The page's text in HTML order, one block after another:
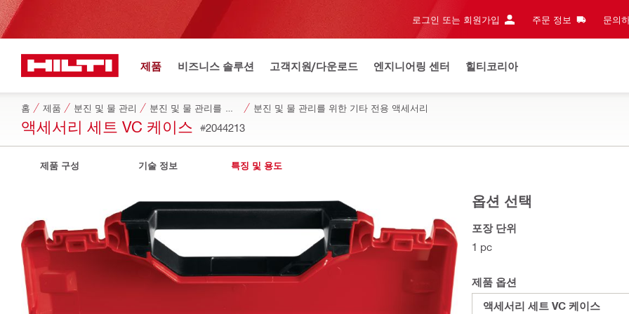
로그인 또는 회원가입 주문 정보 문의
제품 비즈니스 솔루션 고객지원/다운로드 엔지니어링 센터 힐티코리아
홈 제품 분진 및 물 관리 분진 및 물 관리를 위한 기타 전용 액세서리
액세서리 세트 VC 케이스 #2044213
제품 구성 기술 정보 특징 및 용도
옵션 선택
포장 단위
1 pc
제품 옵션
액세서리 세트 VC 케이스